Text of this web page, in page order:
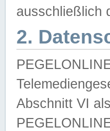
ausschließlich
2.
Abschnitt VI